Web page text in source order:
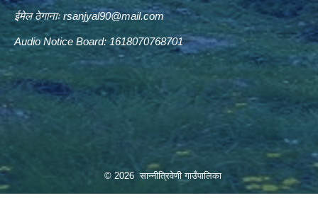
ईमेल ठेगानाःrsanjyal90@mail.com
Audio Notice Board: 1618070768701
© 2026 सान्नीत्रिवेणी गाउँपालिका